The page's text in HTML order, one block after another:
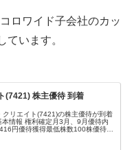
ロワイド子会社のカッ
ています。
(7421) 株主優待 到着
リエイト(7421)の株主優待が到着
本情報 権利確定月3月、9月優待内
円優待獲得最低株数100株優待獲